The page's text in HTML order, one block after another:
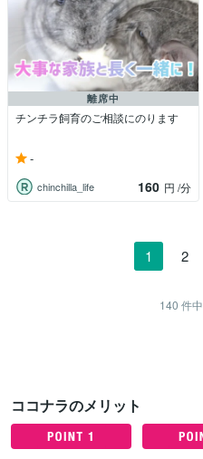
離席中
チンチラ飼育のご相談にのります
-
chinchilla_life 160 円 /分
1 2
140 件中
ココナラのメリット